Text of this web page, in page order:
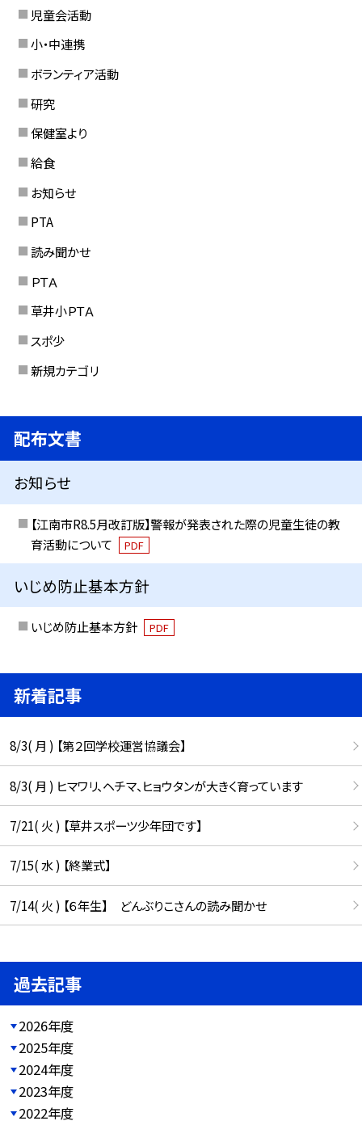
児童会活動
小・中連携
ボランティア活動
研究
保健室より
給食
お知らせ
PTA
読み聞かせ
ＰＴＡ
草井小ＰＴＡ
スポ少
新規カテゴリ
配布文書
お知らせ
【江南市R8.5月改訂版】警報が発表された際の児童生徒の教
育活動について
PDF
いじめ防止基本方針
いじめ防止基本方針 PDF
新着記事
8/3( 月 ) 【第２回学校運営協議会】
8/3( 月 ) ヒマワリ、ヘチマ、ヒョウタンが大きく育っています
7/21( 火 ) 【草井スポーツ少年団です】
7/15( 水 ) 【終業式】
7/14( 火 ) 【６年生】 どんぶりこさんの読み聞かせ
過去記事
2026年度
2025年度
2024年度
2023年度
2022年度